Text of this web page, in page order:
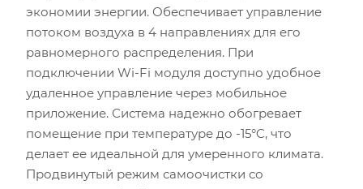
экономии энергии. Обеспечивает управление
потоком воздуха в 4 направлениях для его
равномерного распределения. При
подключении Wi-Fi модуля доступно удобное
удаленное управление через мобильное
приложение. Система надежно обогревает
помещение при температуре до -15°C, что
делает ее идеальной для умеренного климата.
Продвинутый режим самоочистки со